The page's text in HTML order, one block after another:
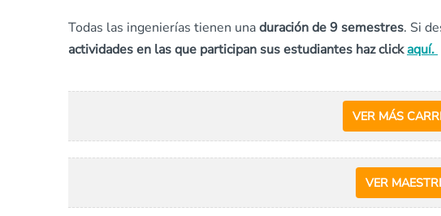
Todas las ingenierías tienen unaduración de 9 semestres. Si
actividades en las que participan sus estudiantes haz clickaquí.
VER MÁS
VER